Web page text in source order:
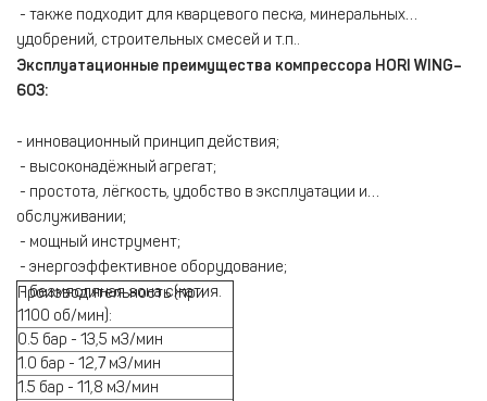
- также подходит для кварцевого песка, минеральных
удобрений, строительных смесей и т.п..
Эксплуатационные преимущества компрессора HORI WING–
603:
- инновационный принцип действия;
- высоконадёжный агрегат;
- простота, лёгкость, удобство в эксплуатации и
обслуживании;
- мощный инструмент;
- энергоэффективное оборудование;
- безмясляная зона сжатия.
Производительность (при
1100 об/мин):
0.5 бар - 13,5 м3/мин
1.0 бар - 12,7 м3/мин
1.5 бар - 11,8 м3/мин